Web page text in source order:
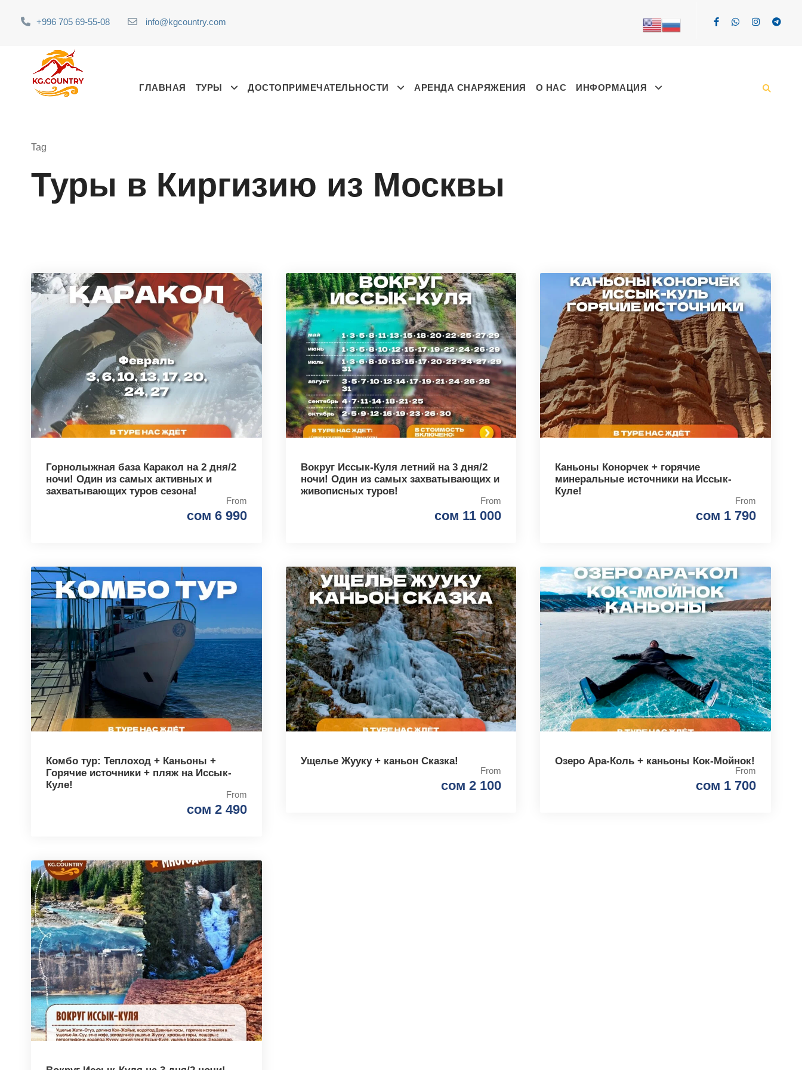
+996 705 69-55-08 info@kgcountry.com
ГЛАВНАЯ ТУРЫ ДОСТОПРИМЕЧАТЕЛЬНОСТИ АРЕНДА СНАРЯЖЕНИЯ О НАС ИНФОРМАЦИЯ
Tag
Туры в Киргизию из Москвы
Горнолыжная база Каракол на 2 дня/2
ночи! Один из самых активных и
захватывающих туров сезона!
From
сом 6 990
Вокруг Иссык-Куля летний на 3 дня/2
ночи! Один из самых захватывающих и
живописных туров!
From
сом 11 000
Каньоны Конорчек + горячие
минеральные источники на Иссык-
Куле!
From
сом 1 790
Комбо тур: Теплоход + Каньоны +
Горячие источники + пляж на Иссык-
Куле!
From
сом 2 490
Ущелье Жууку + каньон Сказка!
From
сом 2 100
Озеро Ара-Коль + каньоны Кок-Мойнок!
From
сом 1 700